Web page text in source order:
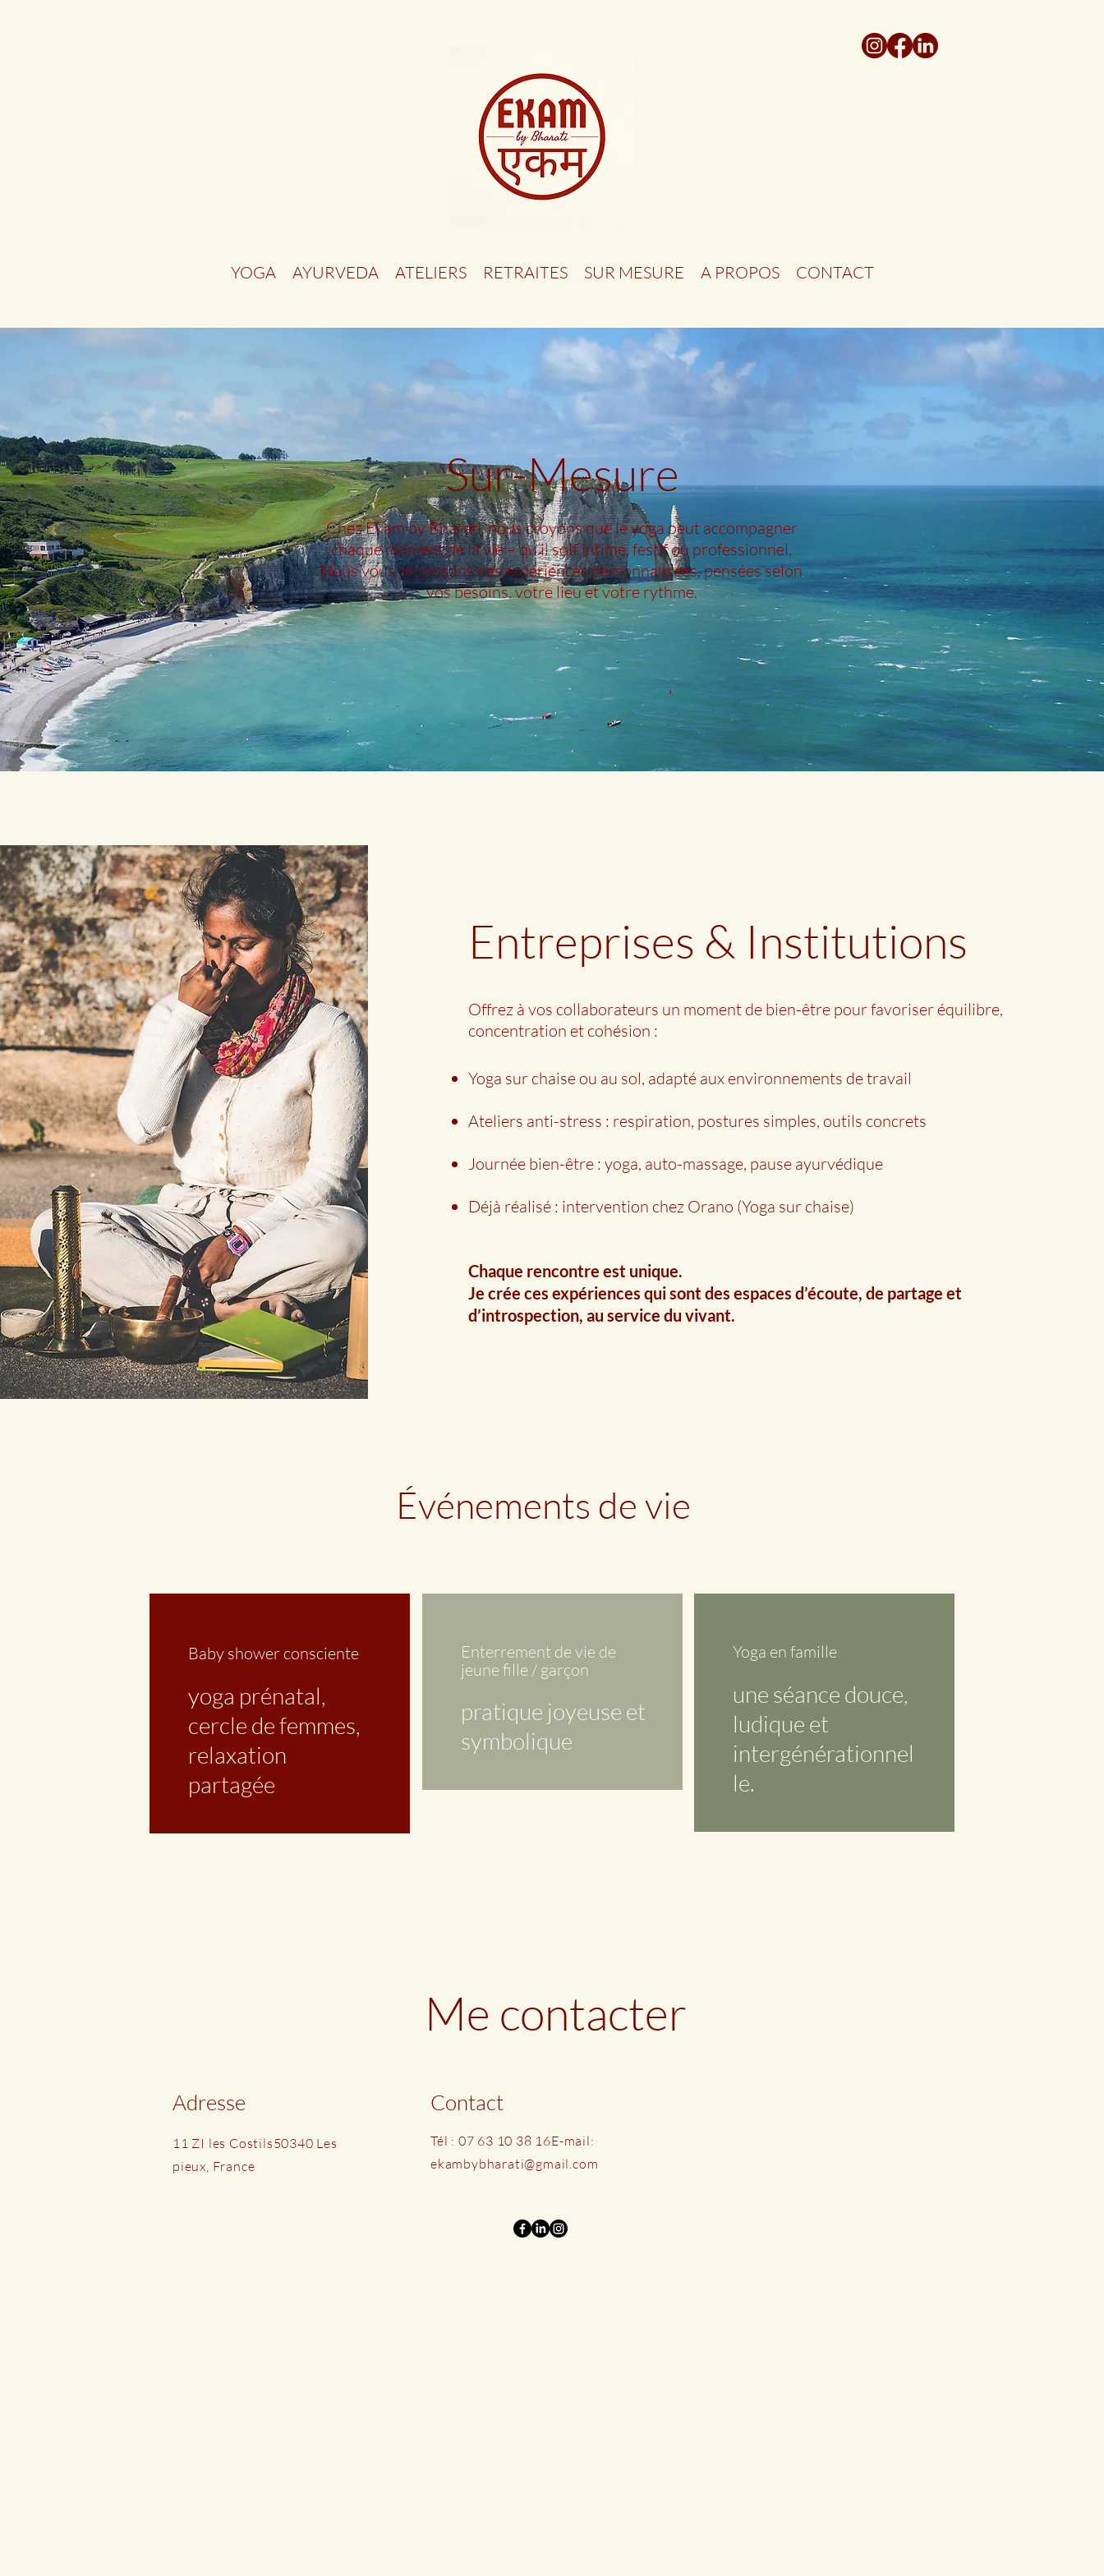
YOGA AYURVEDA ATELIERS RETRAITES SUR MESURE A PROPOS CONTACT
Sur-Mesure
Chez Ekam by Bharati, nous croyons que le yoga peut accompagner
chaque moment de la vie – qu’il soit intime, festif ou professionnel.
Nous vous proposons des expériences personnalisées, pensées selon
vos besoins, votre lieu et votre rythme.
Entreprises & Institutions
Offrez à vos collaborateurs un moment de bien-être pour favoriser équilibre,
concentration et cohésion :
Yoga sur chaise ou au sol, adapté aux environnements de travail
Ateliers anti-stress : respiration, postures simples, outils concrets
Journée bien-être : yoga, auto-massage, pause ayurvédique
Déjà réalisé : intervention chez Orano (Yoga sur chaise)
Chaque rencontre est unique.
Je crée ces expériences qui sont des espaces d’écoute, de partage et
d’introspection, au service du vivant.
Événements de vie
Baby shower consciente
yoga prénatal,
cercle de femmes,
relaxation
partagée
Enterrement de vie de
jeune fille / garçon
pratique joyeuse et
symbolique
Yoga en famille
une séance douce,
ludique et
intergénérationnel
le.
Me contacter
Adresse
11 ZI les Costils50340 Les
pieux, France
Contact
Tél : 07 63 10 38 16E-mail:
ekambybharati@gmail.com